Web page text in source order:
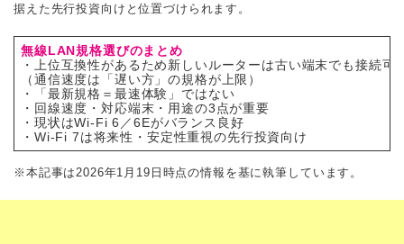
据えた先行投資向けと位置づけられます。
無線LAN規格選びのまとめ
・上位互換性があるため新しいルーターは古い端末でも接続可
（通信速度は「遅い方」の規格が上限）
・「最新規格＝最速体験」ではない
・回線速度・対応端末・用途の3点が重要
・現状はWi-Fi 6／6Eがバランス良好
・Wi-Fi 7は将来性・安定性重視の先行投資向け
※本記事は2026年1月19日時点の情報を基に執筆しています。